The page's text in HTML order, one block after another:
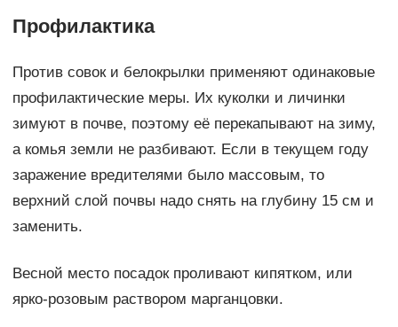
Профилактика
Против совок и белокрылки применяют одинаковые
профилактические меры. Их куколки и личинки
зимуют в почве, поэтому её перекапывают на зиму,
а комья земли не разбивают. Если в текущем году
заражение вредителями было массовым, то
верхний слой почвы надо снять на глубину 15 см и
заменить.
Весной место посадок проливают кипятком, или
ярко-розовым раствором марганцовки.